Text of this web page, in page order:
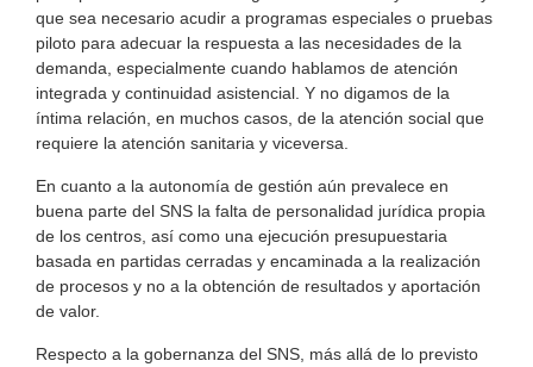
que sea necesario acudir a programas especiales o pruebas
piloto para adecuar la respuesta a las necesidades de la
demanda, especialmente cuando hablamos de atención
integrada y continuidad asistencial. Y no digamos de la
íntima relación, en muchos casos, de la atención social que
requiere la atención sanitaria y viceversa.
En cuanto a la autonomía de gestión aún prevalece en
buena parte del SNS la falta de personalidad jurídica propia
de los centros, así como una ejecución presupuestaria
basada en partidas cerradas y encaminada a la realización
de procesos y no a la obtención de resultados y aportación
de valor.
Respecto a la gobernanza del SNS, más allá de lo previsto